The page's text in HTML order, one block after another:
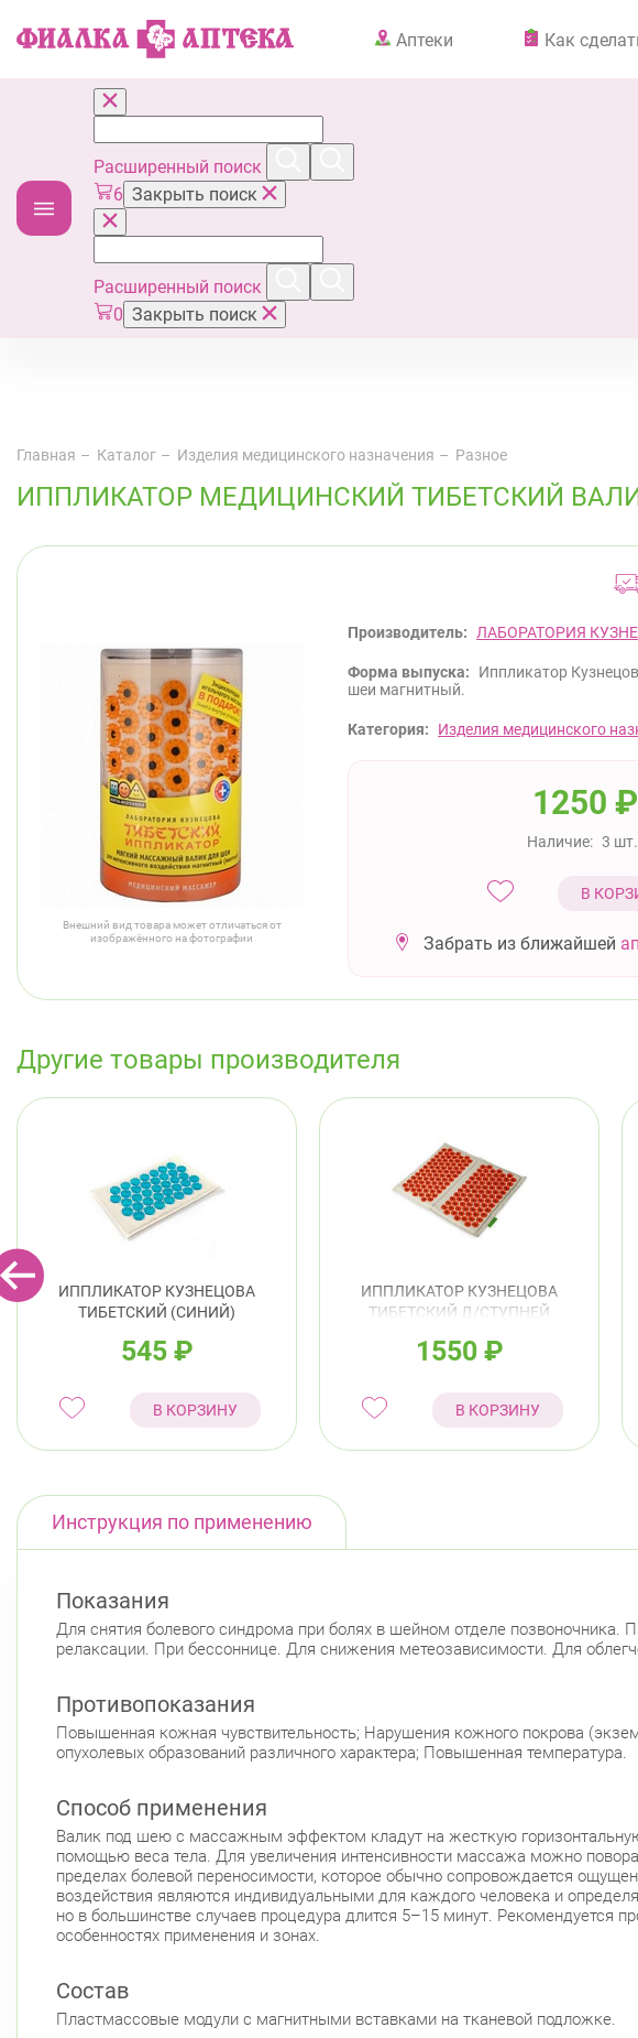
Аптеки Как
Расширенный поиск
6 Закрыть поиск
Расширенный поиск
0 Закрыть поиск
Главная Каталог Изделия медицинского назначения Разное
ИППЛИКАТОР МЕДИЦИНСКИЙ ТИБЕТСКИЙ
Внешний вид товара может отличаться от
изображённого на фотографии
Производитель: ЛАБОРАТОРИЯ
Форма выпуска:
Иппликатор
шеи магнитный.
Категория: Изделия медицинского
1250 ₽
Наличие: 3 шт.
В
Забрать из ближайшей
Другие товары производителя
ИППЛИКАТОР КУЗНЕЦОВА
ТИБЕТСКИЙ (СИНИЙ)
545 ₽
В КОРЗИНУ
ИППЛИКАТОР КУЗНЕЦОВА
ТИБЕТСКИЙ Д/СТУПНЕЙ
ПОДЛОЖКЕ
1550 ₽
В КОРЗИНУ
Инструкция по применению
Показания
Для снятия болевого синдрома при болях в шейном отделе
релаксации. При бессоннице. Для снижения метеозависимости. Для
Противопоказания
Повышенная кожная чувствительность; Нарушения кожного покрова
опухолевых образований различного характера; Повышенная температура.
Способ применения
Валик под шею с массажным эффектом кладут на жесткую
помощью веса тела. Для увеличения интенсивности массажа можно
пределах болевой переносимости, которое обычно сопровождается
воздействия являются индивидуальными для каждого человека и
но в большинстве случаев процедура длится 5–15 минут. Рекомендуется
особенностях применения и зонах.
Состав
Пластмассовые модули с магнитными вставками на тканевой подложке.